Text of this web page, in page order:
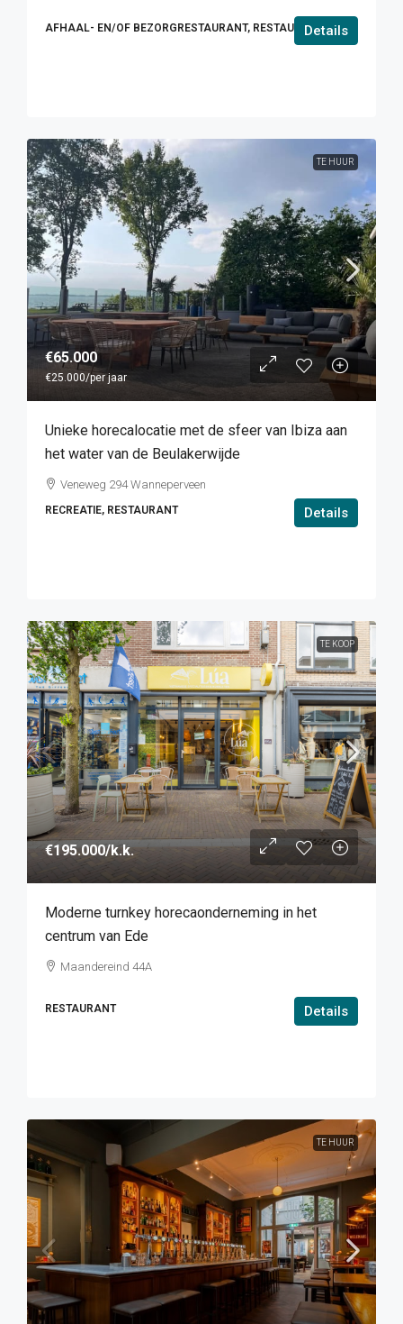
AFHAAL- EN/OF BEZORGRESTAURANT, RESTAURANTDetails
TE HUUR
€65.000
€25.000/per jaar
Unieke horecalocatie met de sfeer van Ibiza aan
het water van de Beulakerwijde
Veneweg 294 Wanneperveen
RECREATIE, RESTAURANT Details
TE KOOP
€195.000/k.k.
Moderne turnkey horecaonderneming in het
centrum van Ede
Maandereind 44A
RESTAURANT Details
TE HUUR